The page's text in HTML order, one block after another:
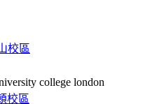
校區
college london
校區